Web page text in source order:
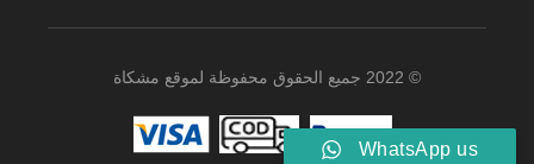
© 2022 جميع الحقوق محفوظة لموقع مشكاة
WhatsApp us